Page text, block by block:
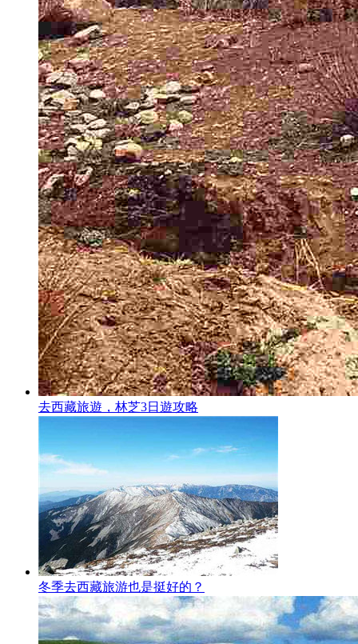
去西藏旅遊，林芝3日遊攻略
冬季去西藏旅游也是挺好的？